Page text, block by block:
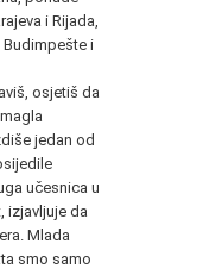
i Rijada,
i
osjetiš da
jedan od
učesnica u
izjavljuje da
Mlada
smo samo